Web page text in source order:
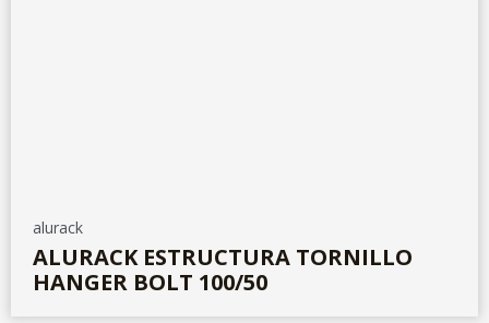
alurack
ALURACK ESTRUCTURA TORNILLO
HANGER BOLT 100/50